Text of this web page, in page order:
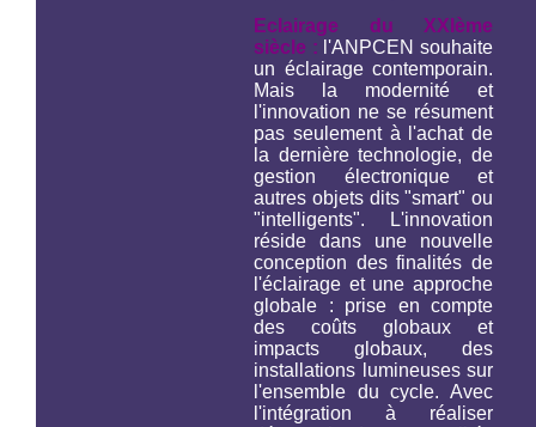
Eclairage du XXIème
siècle : l'ANPCEN souhaite
un éclairage contemporain.
Mais la modernité et
l'innovation ne se résument
pas seulement à l'achat de
la dernière technologie, de
gestion électronique et
autres objets dits "smart" ou
"intelligents". L'innovation
réside dans une nouvelle
conception des finalités de
l'éclairage et une approche
globale : prise en compte
des coûts globaux et
impacts globaux, des
installations lumineuses sur
l'ensemble du cycle. Avec
l'intégration à réaliser